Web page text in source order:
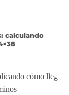
calculando